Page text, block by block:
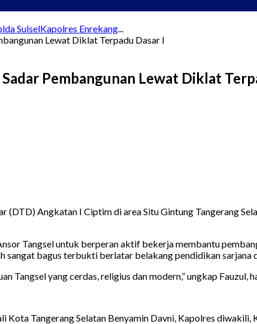
SulselKapolres Enrekang...
Lewat Diklat Terpadu Dasar I
Pembangunan Lewat Diklat
(DTD) Angkatan I Ciptim di area Situ Gintung Tangerang
Tangsel untuk berperan aktif bekerja membantu
sangat bagus terbukti berlatar belakang pendidikan
Tangsel yang cerdas, religius dan modern,” ungkap Fauzul,
Tangerang Selatan Benyamin Davni, Kapolres